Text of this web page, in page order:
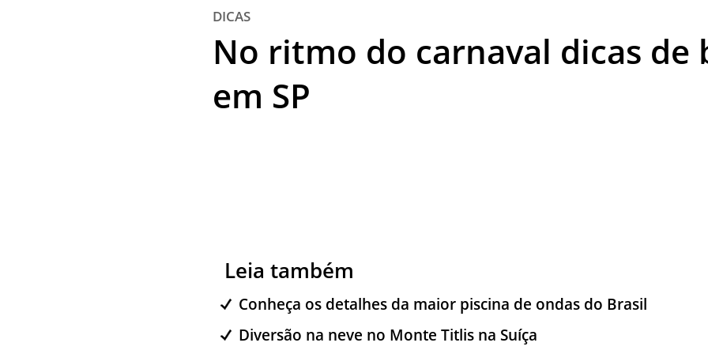
ÚLTIMAS NOTÍCIAS
DICAS
No ritmo do carnaval dicas de
em SP
Leia também
Conheça os detalhes da maior piscina de ondas do Brasil
Diversão na neve no Monte Titlis na Suíça